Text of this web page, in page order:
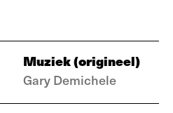
Muziek (origineel)
Gary Demichele